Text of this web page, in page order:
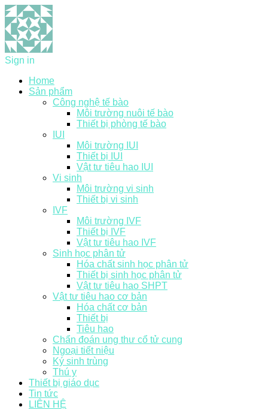
Sign in
Home
Sản phẩm
Công nghệ tế bào
Môi trường nuôi tế bào
Thiết bị phòng tế bào
IUI
Môi trường IUI
Thiết bị IUI
Vật tư tiêu hao IUI
Vi sinh
Môi trường vi sinh
Thiết bị vi sinh
IVF
Môi trường IVF
Thiết bị IVF
Vật tư tiêu hao IVF
Sinh học phân tử
Hóa chất sinh học phân tử
Thiết bị sinh học phân tử
Vật tư tiêu hao SHPT
Vật tư tiêu hao cơ bản
Hóa chất cơ bản
Thiết bị
Tiêu hao
Chẩn đoán ung thư cổ tử cung
Ngoại tiết niệu
Ký sinh trùng
Thú y
Thiết bị giáo dục
Tin tức
LIÊN HỆ